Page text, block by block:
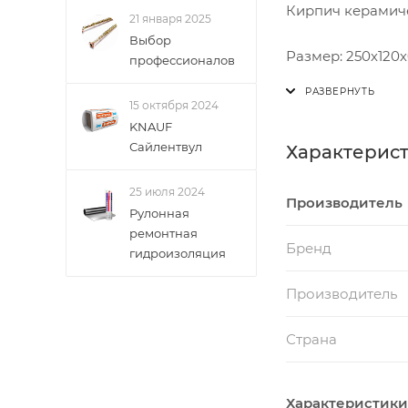
Кирпич
Размер:
- без пленочной
Производитель
Бренд
Производитель
Страна
Характеристики
21 января 2025
Выбор
профессионалов
15 октября 2024
KNAUF
Сайлентвул
25 июля 2024
Рулонная
ремонтная
гидроизоляция